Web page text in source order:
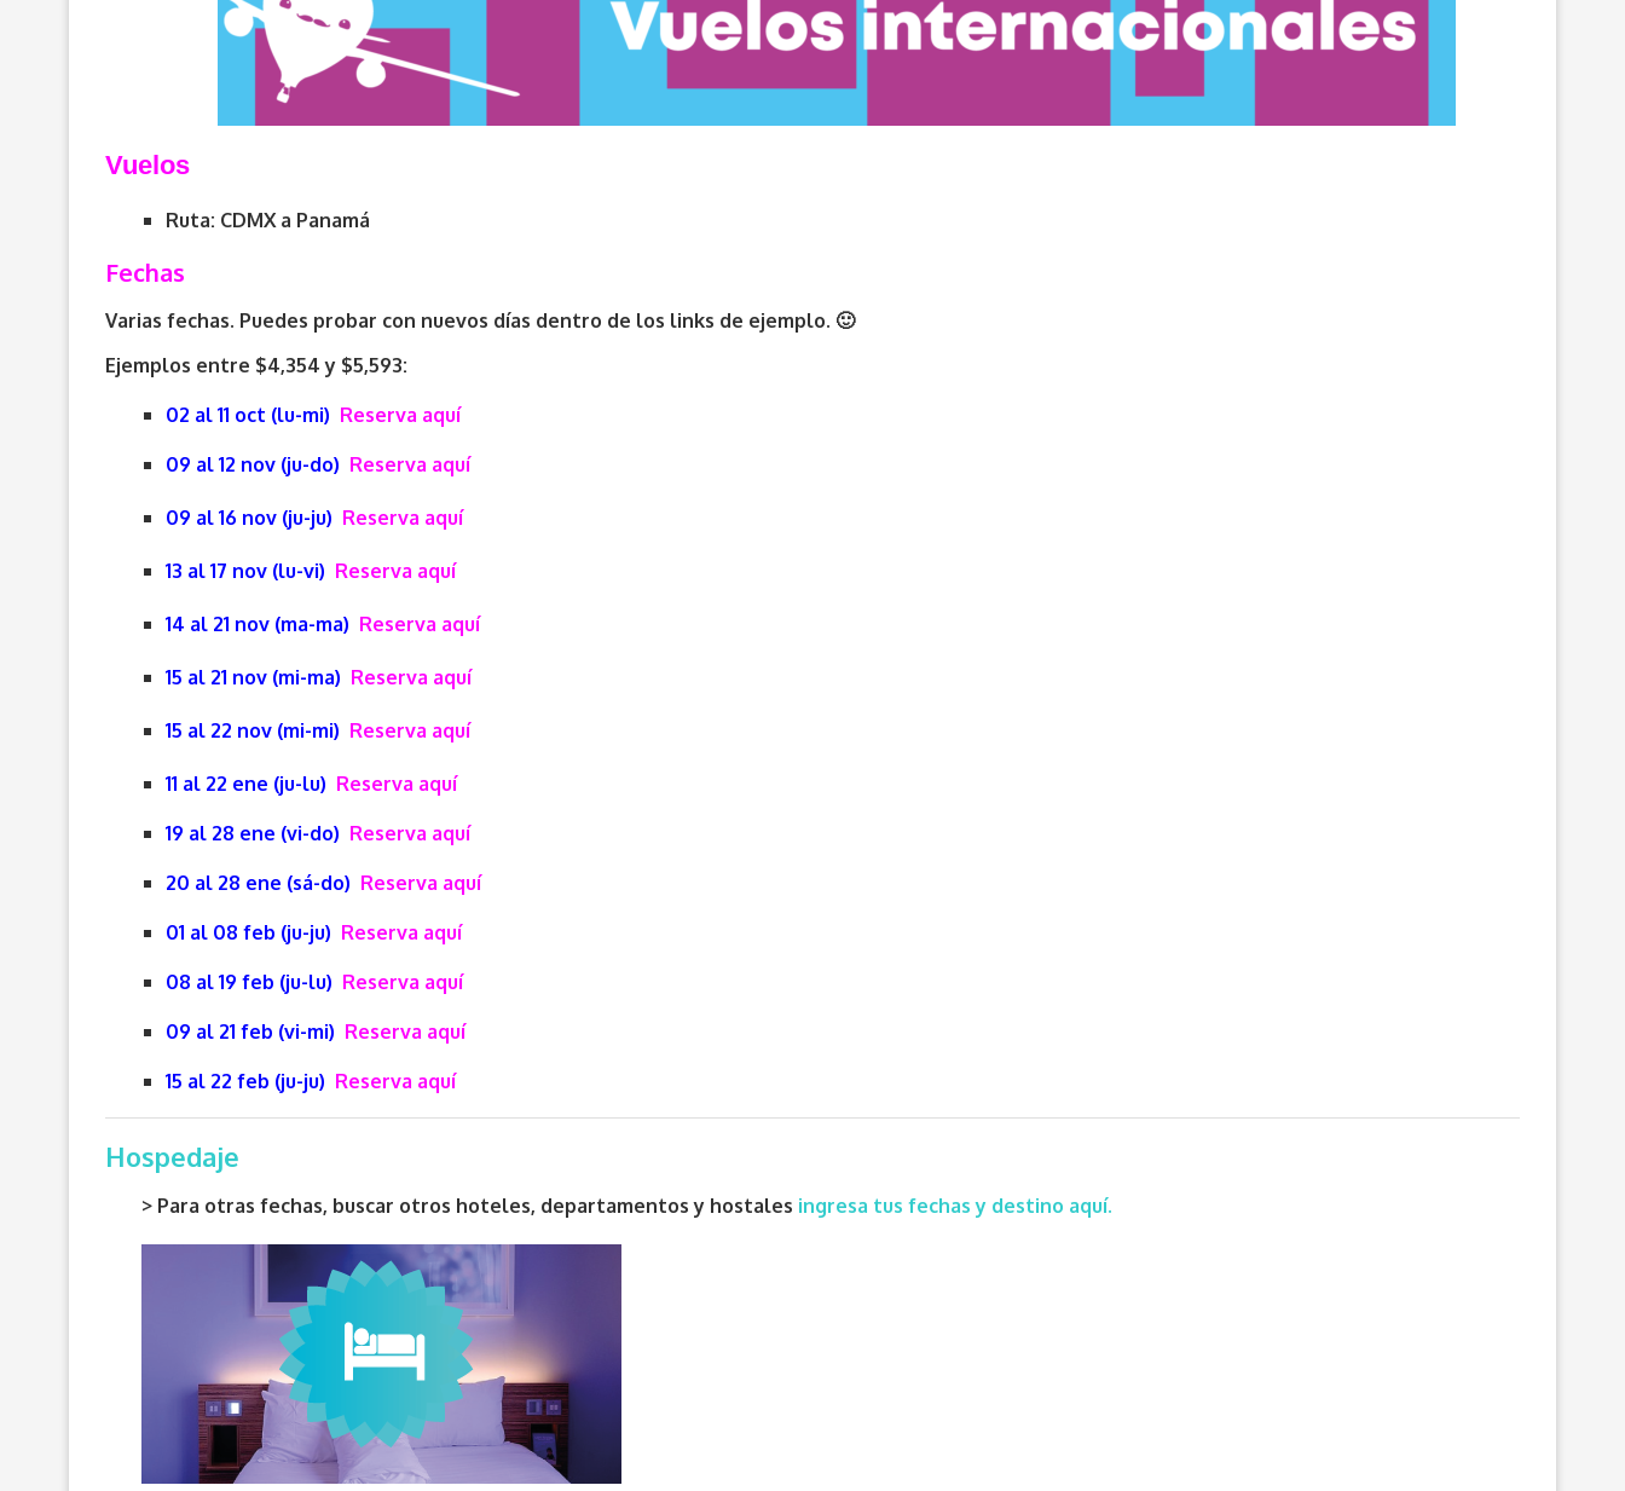
Vuelos
Ruta: CDMX a Panamá
Fechas
Varias fechas. Puedes probar con nuevos días dentro de los links de ejemplo. 🙂
Ejemplos entre $4,354 y $5,593:
02 al 11 oct (lu-mi) Reserva aquí
09 al 12 nov (ju-do) Reserva aquí
09 al 16 nov (ju-ju) Reserva aquí
13 al 17 nov (lu-vi) Reserva aquí
14 al 21 nov (ma-ma) Reserva aquí
15 al 21 nov (mi-ma) Reserva aquí
15 al 22 nov (mi-mi) Reserva aquí
11 al 22 ene (ju-lu) Reserva aquí
19 al 28 ene (vi-do) Reserva aquí
20 al 28 ene (sá-do) Reserva aquí
01 al 08 feb (ju-ju) Reserva aquí
08 al 19 feb (ju-lu) Reserva aquí
09 al 21 feb (vi-mi) Reserva aquí
15 al 22 feb (ju-ju) Reserva aquí
Hospedaje
> Para otras fechas, buscar otros hoteles, departamentos y hostales ingresa tus fechas y destino aquí.